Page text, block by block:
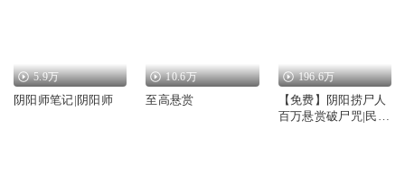
5.9万
阴阳师笔记|阴阳师
10.6万
至高悬赏
196.6万
【免费】阴阳捞尸人
百万悬赏破尸咒|民间